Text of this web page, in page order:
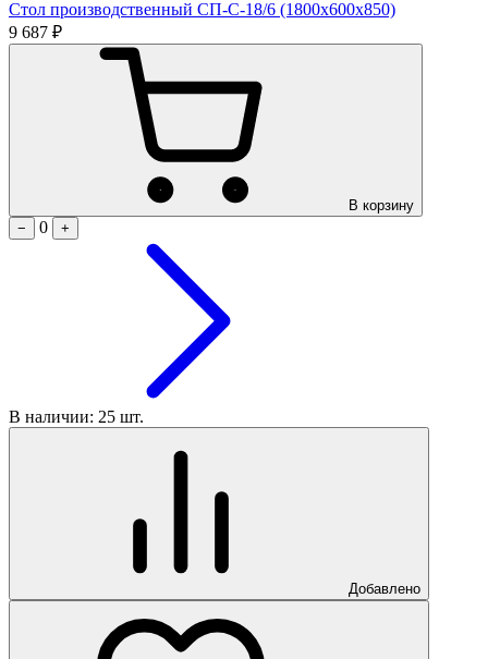
Стол производственный СП-С-18/6 (1800х600х850)
9 687 ₽
В корзину
−
0 +
В наличии: 25 шт.
Добавлено